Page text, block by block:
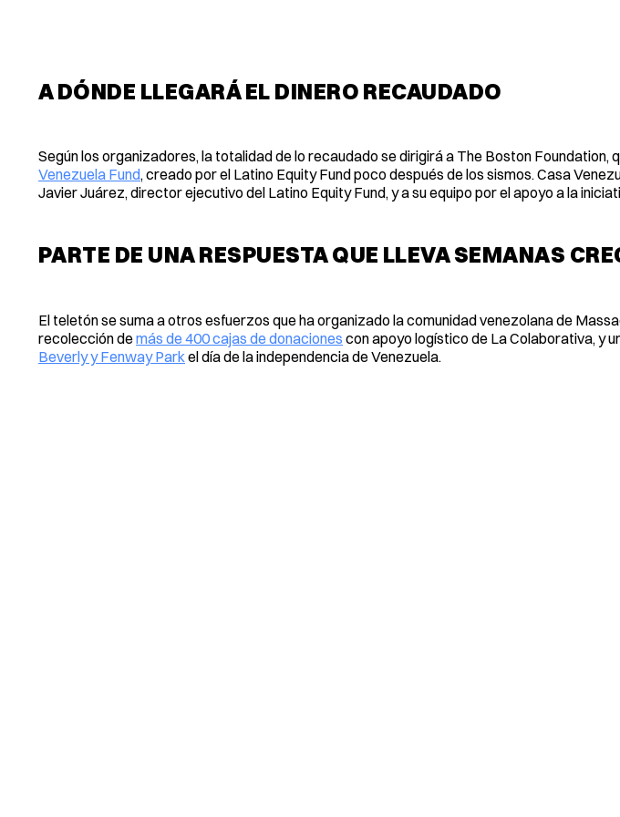
A DÓNDE LLEGARÁ EL DINERO RECAUDADO
Según los organizadores, la totalidad de lo recaudado se dirigirá a The Boston Foundation,
Venezuela Fund, creado por el Latino Equity Fund poco después de los sismos. Casa
Javier Juárez, director ejecutivo del Latino Equity Fund, y a su equipo por el apoyo a la
PARTE DE UNA RESPUESTA QUE LLEVA SEMANAS
El teletón se suma a otros esfuerzos que ha organizado la comunidad venezolana de
recolección demás de 400 cajas de donaciones con apoyo logístico de La Colaborativa, y
Beverly y Fenway Parkel día de la independencia de Venezuela.